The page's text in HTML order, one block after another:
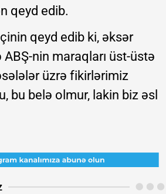
qeyd edib.
qeyd edib ki, əksər
nin maraqları üst-üstə
üzrə fikirlərimiz
bu belə olmur, lakin biz əsl